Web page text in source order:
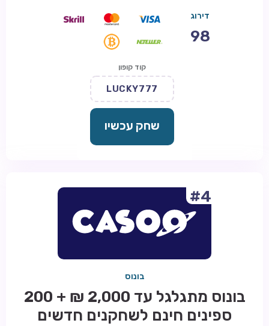
דירוג
98
קוד קופון
LUCKY777
שחק עכשיו
#4
בונוס
בונוס מתגלגל עד 2,000 ₪ + 200
ספינים חינם לשחקנים חדשים